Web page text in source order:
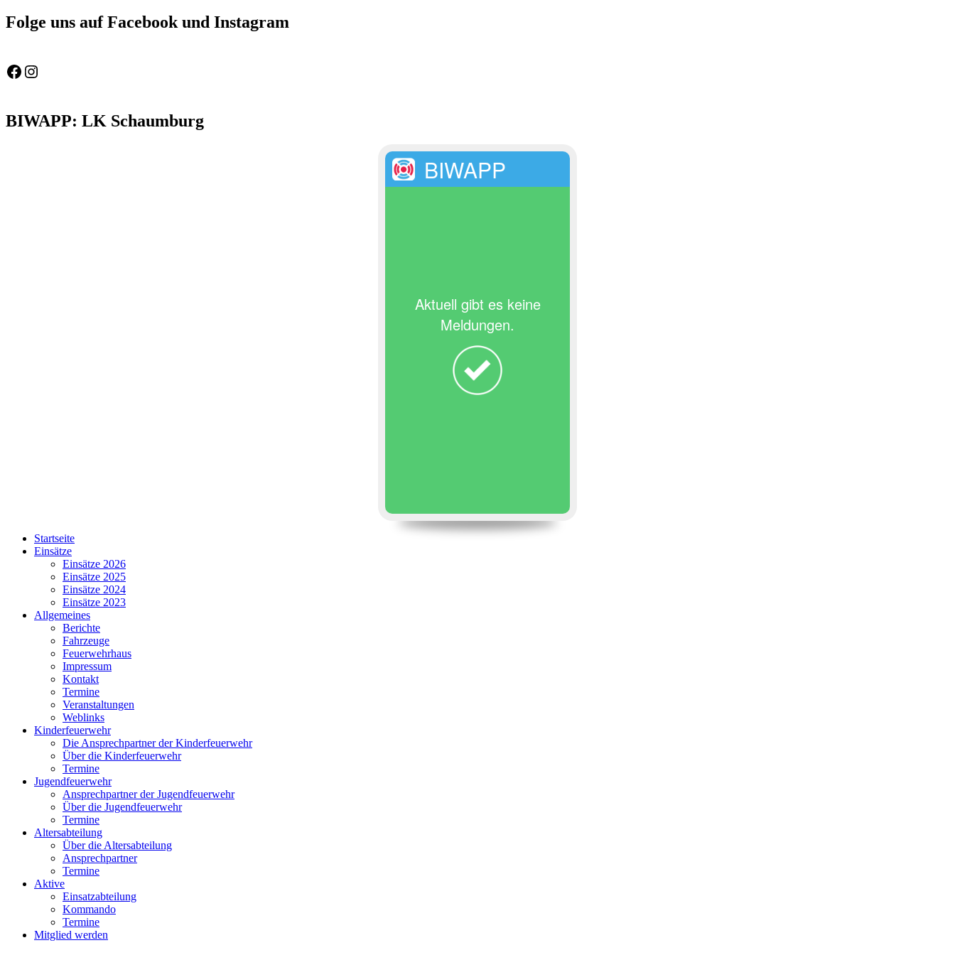
Folge uns auf Facebook und Instagram
Feuerwehr Gemeinde Wölpinghausen
fw_gemeinde_woelpinghausen
BIWAPP: LK Schaumburg
BIWAPP
Aktuell gibt es keine
Meldungen.
Startseite
Einsätze
Einsätze 2026
Einsätze 2025
Einsätze 2024
Einsätze 2023
Allgemeines
Berichte
Fahrzeuge
Feuerwehrhaus
Impressum
Kontakt
Termine
Veranstaltungen
Weblinks
Kinderfeuerwehr
Die Ansprechpartner der Kinderfeuerwehr
Über die Kinderfeuerwehr
Termine
Jugendfeuerwehr
Ansprechpartner der Jugendfeuerwehr
Über die Jugendfeuerwehr
Termine
Altersabteilung
Über die Altersabteilung
Ansprechpartner
Termine
Aktive
Einsatzabteilung
Kommando
Termine
Mitglied werden